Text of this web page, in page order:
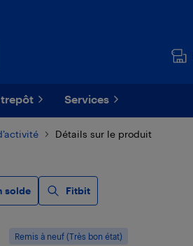
Services
Détails sur le produit
solde Fitbit
Remis à neuf (Très bon état)